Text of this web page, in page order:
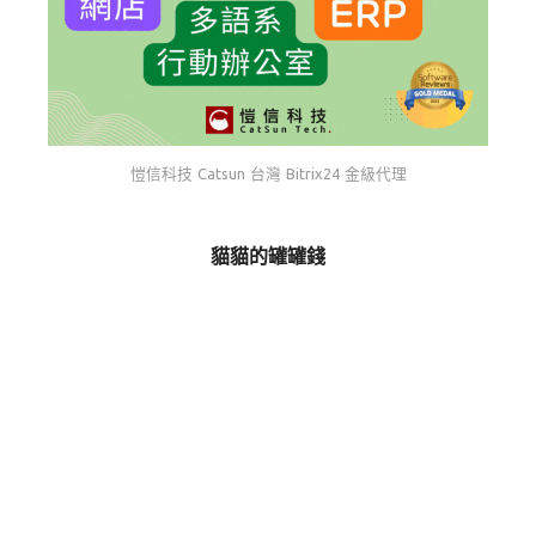
愷信科技 Catsun 台灣 Bitrix24 金級代理
貓貓的罐罐錢